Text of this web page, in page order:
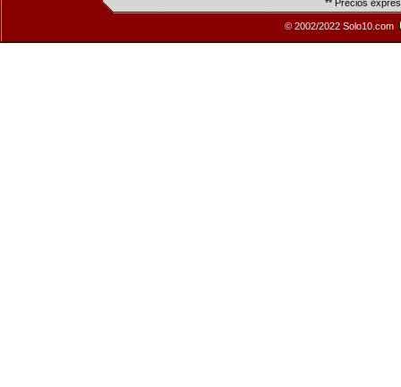
** Precios
© 2002/2022 Solo10.com